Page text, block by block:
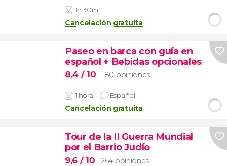
1h 30m
Cancelación gratuita
Paseo en barca con guía en
español + Bebidas opcionales
8,4 / 10 180 opiniones
1 hora Español
Cancelación gratuita
Tour de la II Guerra Mundial
por el Barrio Judío
9,6 / 10 264 opiniones